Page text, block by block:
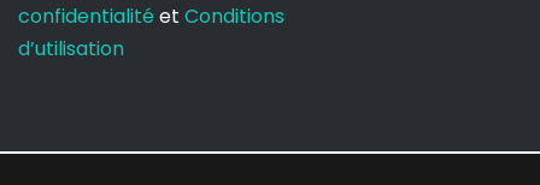
confidentialité et Conditions
d’utilisation